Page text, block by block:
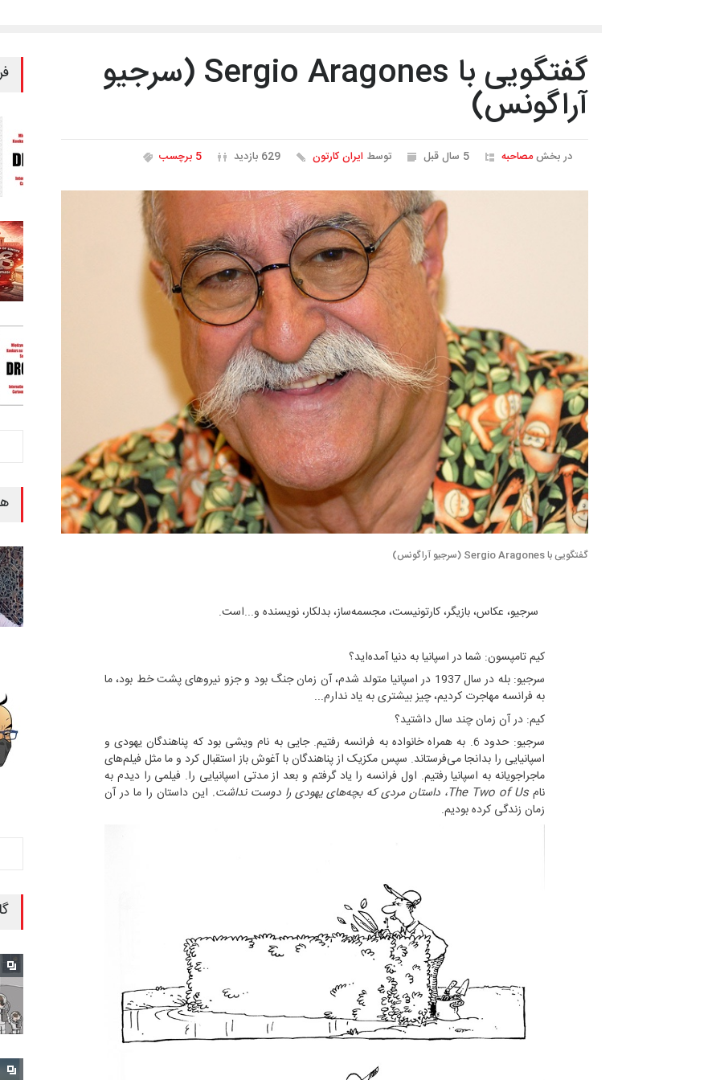
گفتگویی با Sergio Aragones (سرجیو
آراگونس)
در بخشمصاحبه 5 سال قبل توسط ایران کارتون 629 بازدید 5 برچسب
گفتگویی با Sergio Aragones (سرجیو آراگونس)
سرجیو، عکاس، بازیگر، کارتونیست، مجسمه‌ساز، بدلکار، نویسنده و...است.
کیم تامپسون: شما در اسپانیا به دنیا آمده‌اید؟
سرجیو: بله در سال 1937 در اسپانیا متولد شدم، آن زمان جنگ بود و جزو نیروهای پشت خط بود، ما
به فرانسه مهاجرت کردیم، چیز بیشتری به یاد ندارم...
کیم: در آن زمان چند سال داشتید؟
سرجیو: حدود 6. به همراه خانواده به فرانسه رفتیم. جایی به نام ویشی بود که پناهندگان یهودی و
اسپانیایی را بدانجا می‌فرستاند. سپس مکزیک از پناهندگان با آغوش باز استقبال کرد و ما مثل فیلم‌های
ماجراجویانه به اسپانیا رفتیم. اول فرانسه را یاد گرفتم و بعد از مدتی اسپانیایی را. فیلمی را دیدم به
نامThe Two of Us، داستان مردی که بچه‌های یهودی را دوست نداشت.
این داستان را ما در آن
زمان زندگی کرده بودیم.